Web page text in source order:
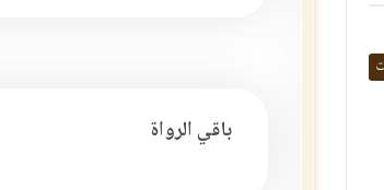
باقي الرواة